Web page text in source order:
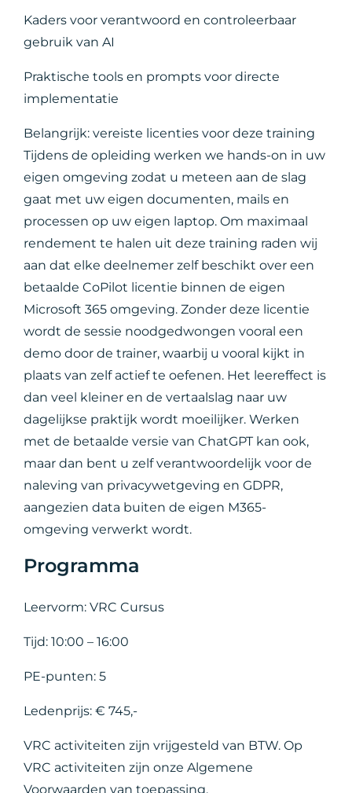
Kaders voor verantwoord en controleerbaar
gebruik van AI
Praktische tools en prompts voor directe
implementatie
Belangrijk: vereiste licenties voor deze training
Tijdens de opleiding werken we hands-on in uw
eigen omgeving zodat u meteen aan de slag
gaat met uw eigen documenten, mails en
processen op uw eigen laptop. Om maximaal
rendement te halen uit deze training raden wij
aan dat elke deelnemer zelf beschikt over een
betaalde CoPilot licentie binnen de eigen
Microsoft 365 omgeving. Zonder deze licentie
wordt de sessie noodgedwongen vooral een
demo door de trainer, waarbij u vooral kijkt in
plaats van zelf actief te oefenen. Het leereffect is
dan veel kleiner en de vertaalslag naar uw
dagelijkse praktijk wordt moeilijker. Werken
met de betaalde versie van ChatGPT kan ook,
maar dan bent u zelf verantwoordelijk voor de
naleving van privacywetgeving en GDPR,
aangezien data buiten de eigen M365-
omgeving verwerkt wordt.
Programma
Leervorm: VRC Cursus
Tijd: 10:00 – 16:00
PE-punten: 5
Ledenprijs: € 745,-
VRC activiteiten zijn vrijgesteld van BTW. Op
VRC activiteiten zijn onze Algemene
Voorwaarden van toepassing.